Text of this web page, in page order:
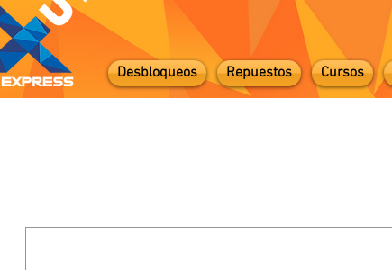
Desbloqueos Repuestos Cursos